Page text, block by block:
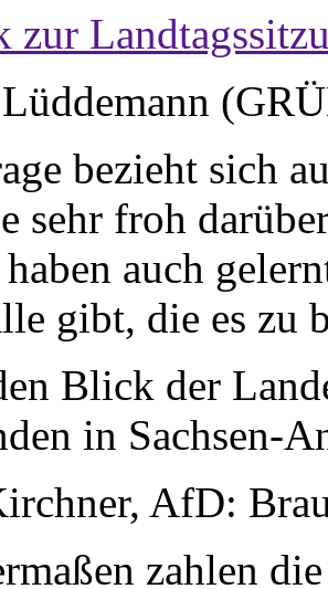
zur
bezieht sich
sehr froh
auch
gibt, die es zu
Blick der
in Sachsen-
AfD:
zahlen